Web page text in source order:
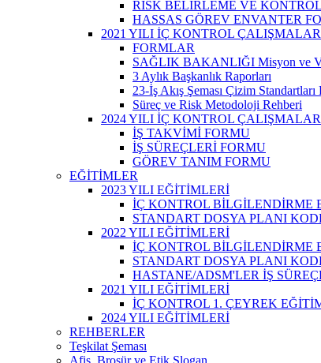
RİSK BELİRLEME VE
HASSAS GÖREV ENVANTER
2021 YILI İÇ KONTROL
FORMLAR
SAĞLIK BAKANLIĞI Misyon ve
3 Aylık Başkanlık Raporları
23-İş Akış Şeması Çizim Standartları
Süreç ve Risk Metodoloji Rehberi
2024 YILI İÇ KONTROL
İŞ TAKVİMİ FORMU
İŞ SÜREÇLERİ FORMU
GÖREV TANIM FORMU
EĞİTİMLER
2023 YILI EĞİTİMLERİ
İÇ KONTROL BİLGİLENDİRME
STANDART DOSYA PLANI
2022 YILI EĞİTİMLERİ
İÇ KONTROL BİLGİLENDİRME
STANDART DOSYA PLANI
HASTANE/ADSM'LER İŞ
2021 YILI EĞİTİMLERİ
İÇ KONTROL 1. ÇEYREK
2024 YILI EĞİTİMLERİ
REHBERLER
Teşkilat Şeması
Afiş, Broşür ve Etik Slogan